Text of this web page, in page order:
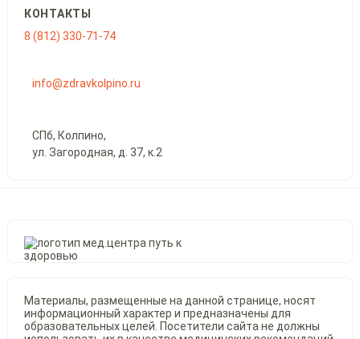
КОНТАКТЫ
8 (812) 330-71-74
info@zdravkolpino.ru
СПб, Колпино,
ул. Загородная, д. 37, к.2
Материалы, размещенные на данной странице, носят
информационный характер и предназначены для
образовательных целей. Посетители сайта не должны